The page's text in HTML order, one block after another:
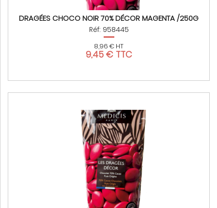
DRAGÉES CHOCO NOIR 70% DÉCOR MAGENTA /250G
Réf: 958445
8,96 € HT
9,45 € TTC